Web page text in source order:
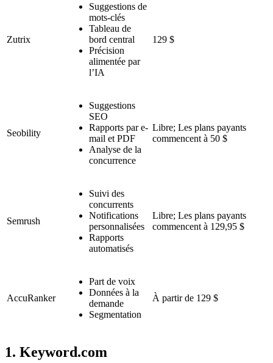
Zutrix
Suggestions de
mots-clés
Tableau de
bord central
Précision
alimentée par
l’IA
129 $
Seobility
Suggestions
SEO
Rapports par e-
mail et PDF
Analyse de la
concurrence
Libre; Les plans payants
commencent à 50 $
Semrush
Suivi des
concurrents
Notifications
personnalisées
Rapports
automatisés
Libre; Les plans payants
commencent à 129,95 $
AccuRanker
Part de voix
Données à la
demande
Segmentation
À partir de 129 $
1. Keyword.com